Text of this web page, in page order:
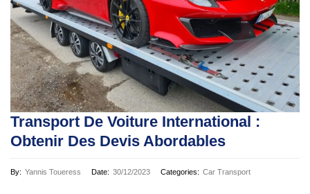
Transport De Voiture International :
Obtenir Des Devis Abordables
By: Yannis Toueress Date: 30/12/2023 Categories: Car Transport